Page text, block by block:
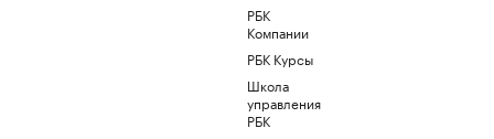
РБК
Компании
РБК Курсы
Школа
управления
РБК